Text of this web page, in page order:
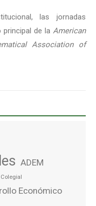
las jornadas
de la American
Association of
ADEM
Económico